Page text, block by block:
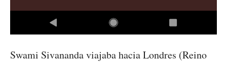
Swami Sivananda viajaba hacia Londres (Reino